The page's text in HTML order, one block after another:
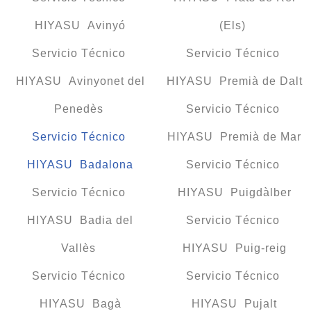
HIYASU Avinyó
Servicio Técnico
HIYASU Avinyonet del
Penedès
Servicio Técnico
HIYASU Badalona
Servicio Técnico
HIYASU Badia del
Vallès
Servicio Técnico
HIYASU Bagà
(Els)
Servicio Técnico
HIYASU Premià de Dalt
Servicio Técnico
HIYASU Premià de Mar
Servicio Técnico
HIYASU Puigdàlber
Servicio Técnico
HIYASU Puig-reig
Servicio Técnico
HIYASU Pujalt